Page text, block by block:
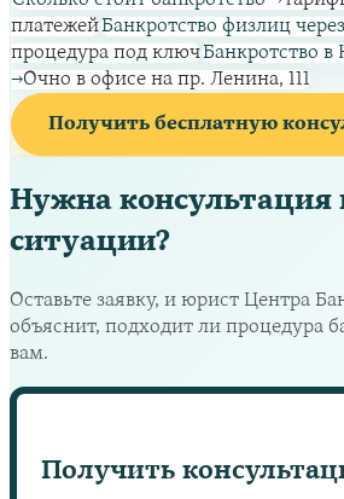
платежейБанкротство физлиц
процедура под ключБанкротство
→Очно в офисе на пр. Ленина, 111
Получить бесплатную
Нужна консультация
ситуации?
Оставьте заявку, и юрист Центра
объяснит, подходит ли процедура
вам.
Получить